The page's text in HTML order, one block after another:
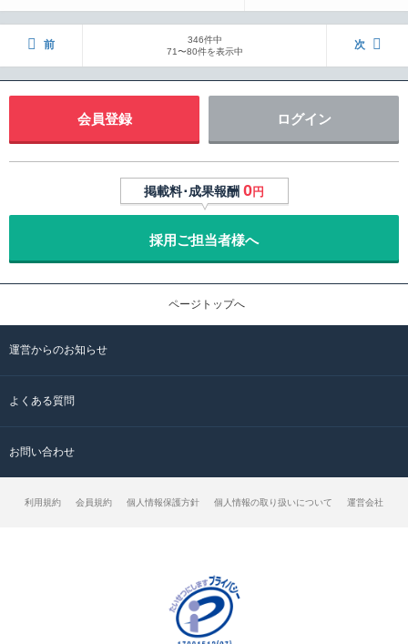
前
346件中
71〜80件を表示中
次
会員登録 ログイン
掲載料･成果報酬 0円
採用ご担当者様へ
ページトップへ
運営からのお知らせ
よくある質問
お問い合わせ
利用規約 会員規約 個人情報保護方針 個人情報の取り扱いについて 運営会社